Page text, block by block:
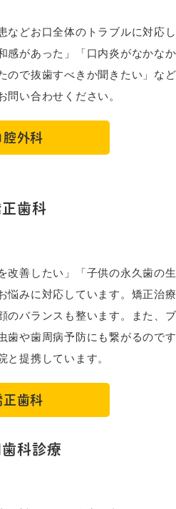
などお口全体のトラブルに対応
感があった」「口内炎がなかな
ので抜歯すべきか聞きたい」な
い合わせください。
腔外科
歯科
改善したい」「子供の永久歯の生
悩みに対応しています。矯正治
のバランスも整います。また、
や歯周病予防にも繋がるのです
提携しています。
正歯科
科診療